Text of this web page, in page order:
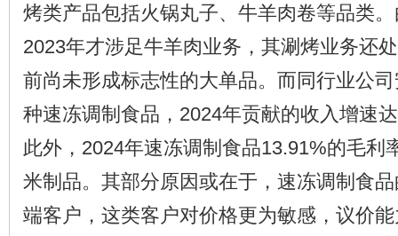
烤类产品包括火锅丸子、牛羊肉卷等品类
2023年才涉足牛羊肉业务，其涮烤业务还
前尚未形成标志性的大单品。而同行业公
种速冻调制食品，2024年贡献的收入增速
此外，2024年速冻调制食品13.91%的毛利
米制品。其部分原因或在于，速冻调制食
端客户，这类客户对价格更为敏感，议价